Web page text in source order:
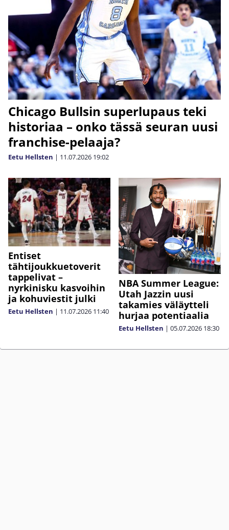
Chicago Bullsin superlupaus teki
historiaa – onko tässä seuran uusi
franchise-pelaaja?
Eetu Hellsten | 11.07.2026 19:02
Entiset
tähtijoukkuetoverit
tappelivat –
nyrkinisku kasvoihin
ja kohuviestit julki
Eetu Hellsten | 11.07.2026 11:40
NBA Summer League:
Utah Jazzin uusi
takamies väläytteli
hurjaa potentiaalia
Eetu Hellsten | 05.07.2026 18:30